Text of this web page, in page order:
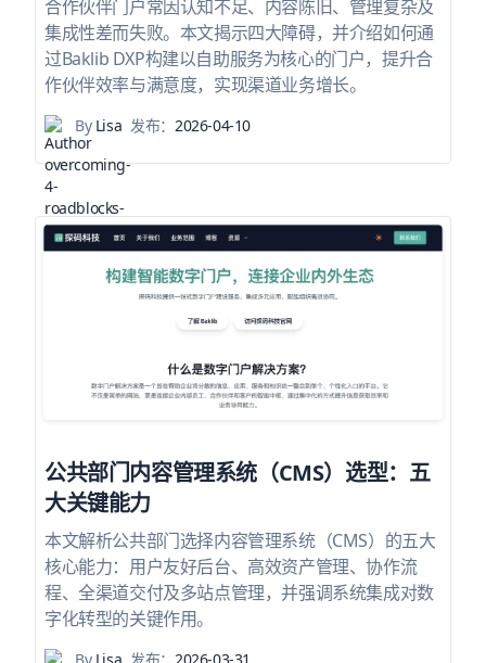
合作伙伴门户常因认知不足、内容陈旧、管理复杂及
集成性差而失败。本文揭示四大障碍，并介绍如何通
过Baklib DXP构建以自助服务为核心的门户，提升合
作伙伴效率与满意度，实现渠道业务增长。
ByLisa 发布： 2026-04-10
公共部门内容管理系统（CMS）选型：五
大关键能力
本文解析公共部门选择内容管理系统（CMS）的五大
核心能力：用户友好后台、高效资产管理、协作流
程、全渠道交付及多站点管理，并强调系统集成对数
字化转型的关键作用。
ByLisa 发布： 2026-03-31